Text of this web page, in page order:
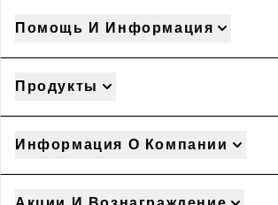
Помощь И Информация
Продукты
Информация О Компании